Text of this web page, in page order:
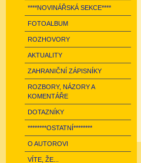
****NOVINÁŘSKÁ SEKCE****
FOTOALBUM
ROZHOVORY
AKTUALITY
ZAHRANIČNÍ ZÁPISNÍKY
ROZBORY, NÁZORY A
KOMENTÁŘE
DOTAZNÍKY
********OSTATNÍ********
O AUTOROVI
VÍTE, ŽE...